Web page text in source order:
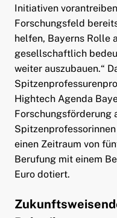
Initiativen
Forschungsfeld
helfen, Bayerns Rolle
gesellschaftlich
weiter auszubauen.“
Hightech Agenda
Forschungsförderung
einen Zeitraum von
Berufung mit einem
Euro dotiert.